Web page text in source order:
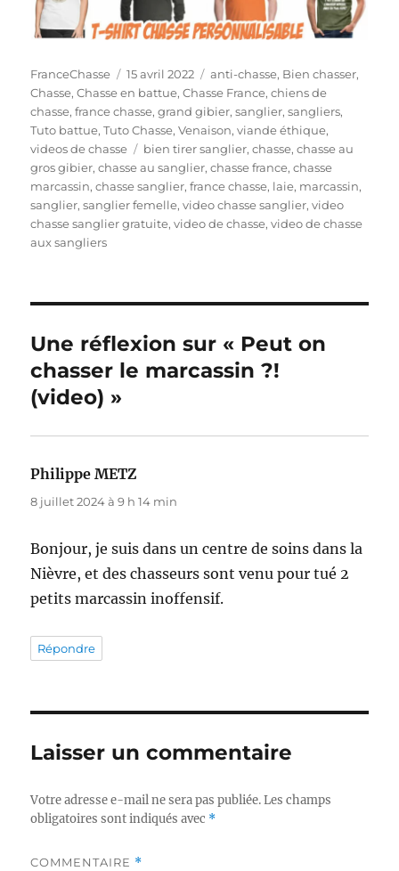
A
u
t
e
u
r
FranceChasse
P
u
b
l
i
é
l
e
15 avril 2022
C
a
t
é
g
o
r
i
e
anti-chasse, Bien chasser,
Chasse,Chasse en battue,Chasse France,chiens de
chasse,france chasse,grand gibier,sanglier,sangliers,
Tuto battue,Tuto Chasse,Venaison,viande éthique,
videos de chasse
É
t
i
q
u
bien tirer sanglier,chasse,chasse au
gros gibier,chasse au sanglier,chasse france,chasse
marcassin,chasse sanglier,france chasse, laie, marcassin,
sanglier,sanglier femelle,video chasse sanglier,video
chasse sanglier gratuite,video de chasse,video de chasse
aux sangliers
Une réflexion sur « Peut on
chasser le marcassin ?!
(video) »
Philippe METZ
8 juillet 2024 à 9 h 14 min
Bonjour, je suis dans un centre de soins dans la
Nièvre, et des chasseurs sont venu pour tué 2
petits marcassin inoffensif.
Répondre
Laisser un commentaire
Votre adresse e-mail ne sera pas publiée. Les champs
obligatoires sont indiqués avec *
COMMENTAIRE *